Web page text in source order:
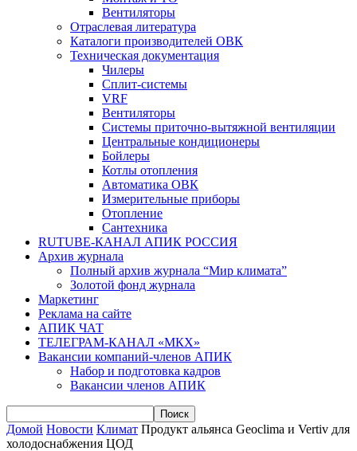
Вентиляторы
Отраслевая литература
Каталоги производителей ОВК
Техническая документация
Чилеры
Сплит-системы
VRF
Вентиляторы
Системы приточно-вытяжной вентиляции
Центральные кондиционеры
Бойлеры
Котлы отопления
Автоматика ОВК
Измерительные приборы
Отопление
Сантехника
RUTUBE-КАНАЛ АПИК РОССИЯ
Архив журнала
Полный архив журнала “Мир климата”
Золотой фонд журнала
Маркетинг
Реклама на сайте
АПИК ЧАТ
ТЕЛЕГРАМ-КАНАЛ «МКХ»
Вакансии компаний-членов АПИК
Набор и подготовка кадров
Вакансии членов АПИК
Домой Новости Климат Продукт альянса Geoclima и Vertiv для
холодоснабжения ЦОД